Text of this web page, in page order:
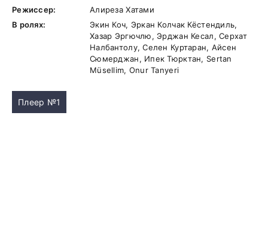
Режиссер:
Алиреза Хатами
В ролях:
Экин Коч, Эркан Колчак Кёстендиль,
Хазар Эргючлю, Эрджан Кесал, Серхат
Налбантолу, Селен Куртаран, Айсен
Сюмерджан, Ипек Тюрктан, Sertan
Müsellim, Onur Tanyeri
Плеер №1